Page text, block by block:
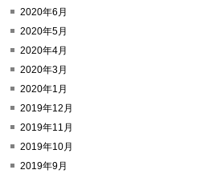
2020年6月
2020年5月
2020年4月
2020年3月
2020年1月
2019年12月
2019年11月
2019年10月
2019年9月